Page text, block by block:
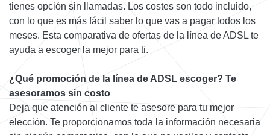
tienes opción sin llamadas. Los costes son todo incluido,
con lo que es más fácil saber lo que vas a pagar todos los
meses. Esta comparativa de ofertas de la línea de ADSL te
ayuda a escoger la mejor para ti.
¿Qué promoción de la línea de ADSL escoger? Te
asesoramos sin costo
Deja que atención al cliente te asesore para tu mejor
elección. Te proporcionamos toda la información necesaria